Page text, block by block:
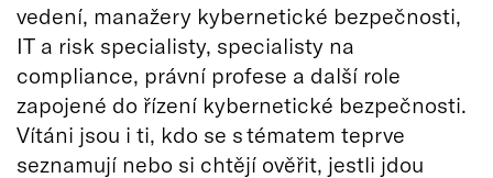
vedení, manažery kybernetické bezpečnosti,
IT a risk specialisty, specialisty na
compliance, právní profese a další role
zapojené do řízení kybernetické bezpečnosti.
Vítáni jsou i ti, kdo se s tématem teprve
seznamují nebo si chtějí ověřit, jestli jdou